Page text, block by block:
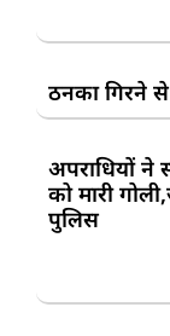
ठनका गिरने
अपराधियों ने
को मारी
पुलिस